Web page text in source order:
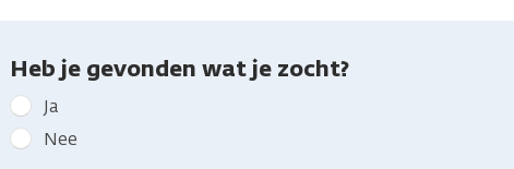
Heb je gevonden wat je zocht?
Geef
kanker.nl
feedback:
Ja
Nee